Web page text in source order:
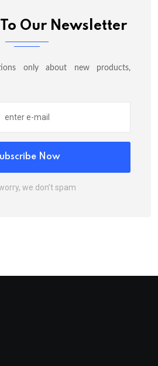
Our Newsletter
only about new products,
Now
we don’t spam